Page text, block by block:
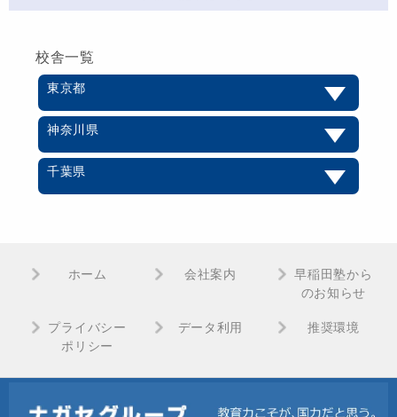
校舎一覧
東京都
神奈川県
千葉県
ホーム 会社案内
早稲田塾から
のお知らせ
プライバシー
ポリシー
データ利用 推奨環境